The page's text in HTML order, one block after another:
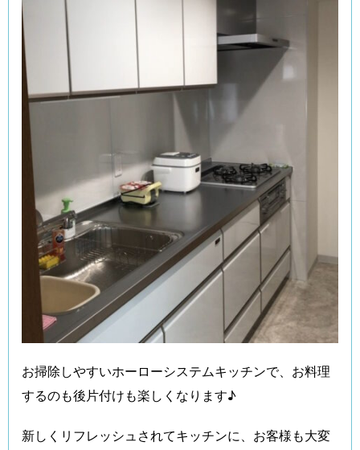
お掃除しやすいホーローシステムキッチンで、お料理
するのも後片付けも楽しくなります♪
新しくリフレッシュされてキッチンに、お客様も大変